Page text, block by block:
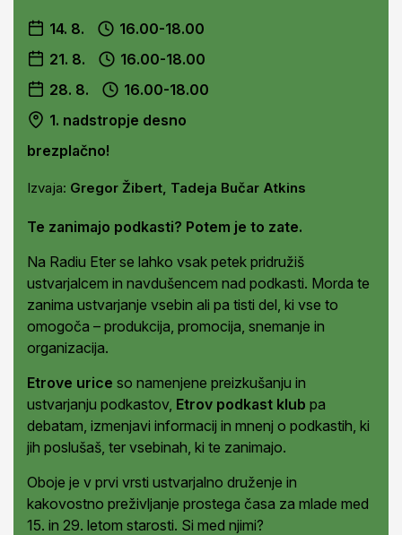
14. 8.
16.00-18.00
21. 8.
16.00-18.00
28. 8.
16.00-18.00
1. nadstropje desno
brezplačno!
Izvaja: Gregor Žibert, Tadeja Bučar Atkins
Te zanimajo podkasti? Potem je to zate.
Na Radiu Eter se lahko vsak petek pridružiš
ustvarjalcem in navdušencem nad podkasti. Morda te
zanima ustvarjanje vsebin ali pa tisti del, ki vse to
omogoča – produkcija, promocija, snemanje in
organizacija.
Etrove urice so namenjene preizkušanju in
ustvarjanju podkastov, Etrov podkast klub pa
debatam, izmenjavi informacij in mnenj o podkastih, ki
jih poslušaš, ter vsebinah, ki te zanimajo.
Oboje je v prvi vrsti ustvarjalno druženje in
kakovostno preživljanje prostega časa za mlade med
15. in 29. letom starosti. Si med njimi?